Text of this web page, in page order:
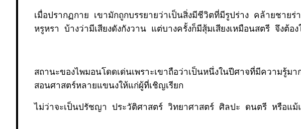
เมื่อปรากฏกาย เขามักถูกบรรยายว่าเป็นสิ่งมีชีวิตที่มีรูปร่าง คล้ายชาย
หรูหรา บ้างว่ามีเสียงดังกังวาน แต่บางครั้งก็มีสุ้มเสียงเหมือนสตรี จึงต้อ
สถานะของไพมอนโดดเด่นเพราะเขาถือว่าเป็นหนึ่งในปีศาจที่มีความ
สอนศาสตร์หลายแขนงให้แก่ผู้ที่เชิญเรียก
ไม่ว่าจะเป็นปรัชญา ประวัติศาสตร์ วิทยาศาสตร์ ศิลปะ ดนตรี หรือแม้